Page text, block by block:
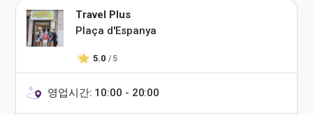
Travel Plus
Plaça d'Espanya
5.0 / 5
영업시간: 10:00 - 20:00